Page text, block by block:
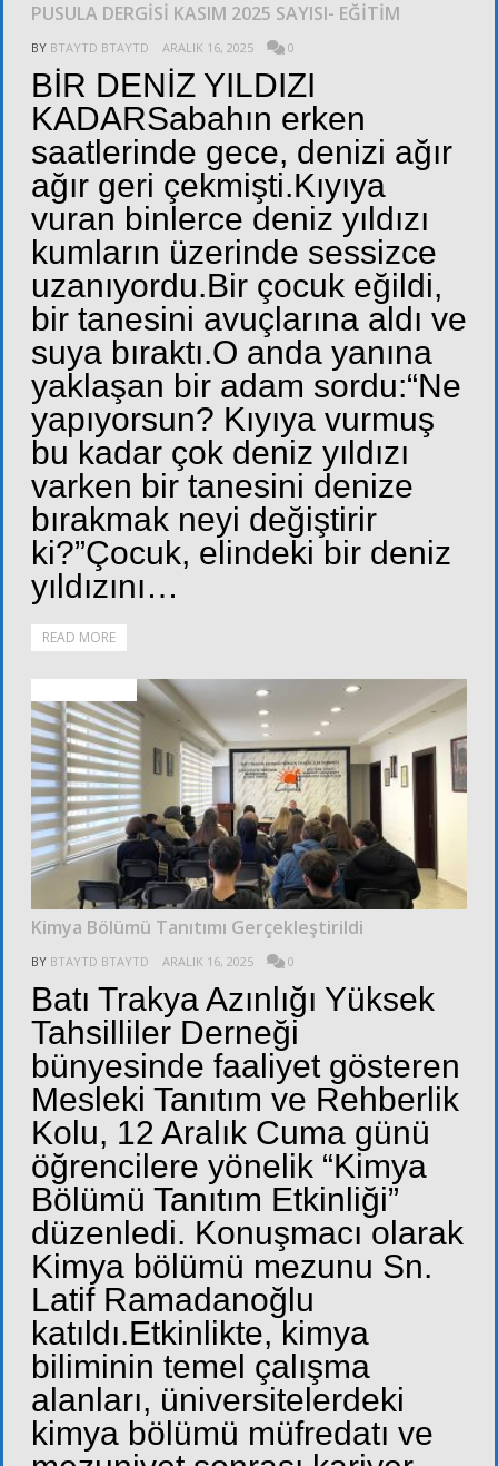
PUSULA DERGİSİ KASIM 2025 SAYISI- EĞİTİM
BY BTAYTD BTAYTD ARALIK 16, 2025 0
BİR DENİZ YILDIZI
KADARSabahın erken
saatlerinde gece, denizi ağır
ağır geri çekmişti.Kıyıya
vuran binlerce deniz yıldızı
kumların üzerinde sessizce
uzanıyordu.Bir çocuk eğildi,
bir tanesini avuçlarına aldı ve
suya bıraktı.O anda yanına
yaklaşan bir adam sordu:“Ne
yapıyorsun? Kıyıya vurmuş
bu kadar çok deniz yıldızı
varken bir tanesini denize
bırakmak neyi değiştirir
ki?”Çocuk, elindeki bir deniz
yıldızını…
READ MORE
Kimya Bölümü Tanıtımı Gerçekleştirildi
BY BTAYTD BTAYTD ARALIK 16, 2025 0
Batı Trakya Azınlığı Yüksek
Tahsilliler Derneği
bünyesinde faaliyet gösteren
Mesleki Tanıtım ve Rehberlik
Kolu, 12 Aralık Cuma günü
öğrencilere yönelik “Kimya
Bölümü Tanıtım Etkinliği”
düzenledi. Konuşmacı olarak
Kimya bölümü mezunu Sn.
Latif Ramadanoğlu
katıldı.Etkinlikte, kimya
biliminin temel çalışma
alanları, üniversitelerdeki
kimya bölümü müfredatı ve